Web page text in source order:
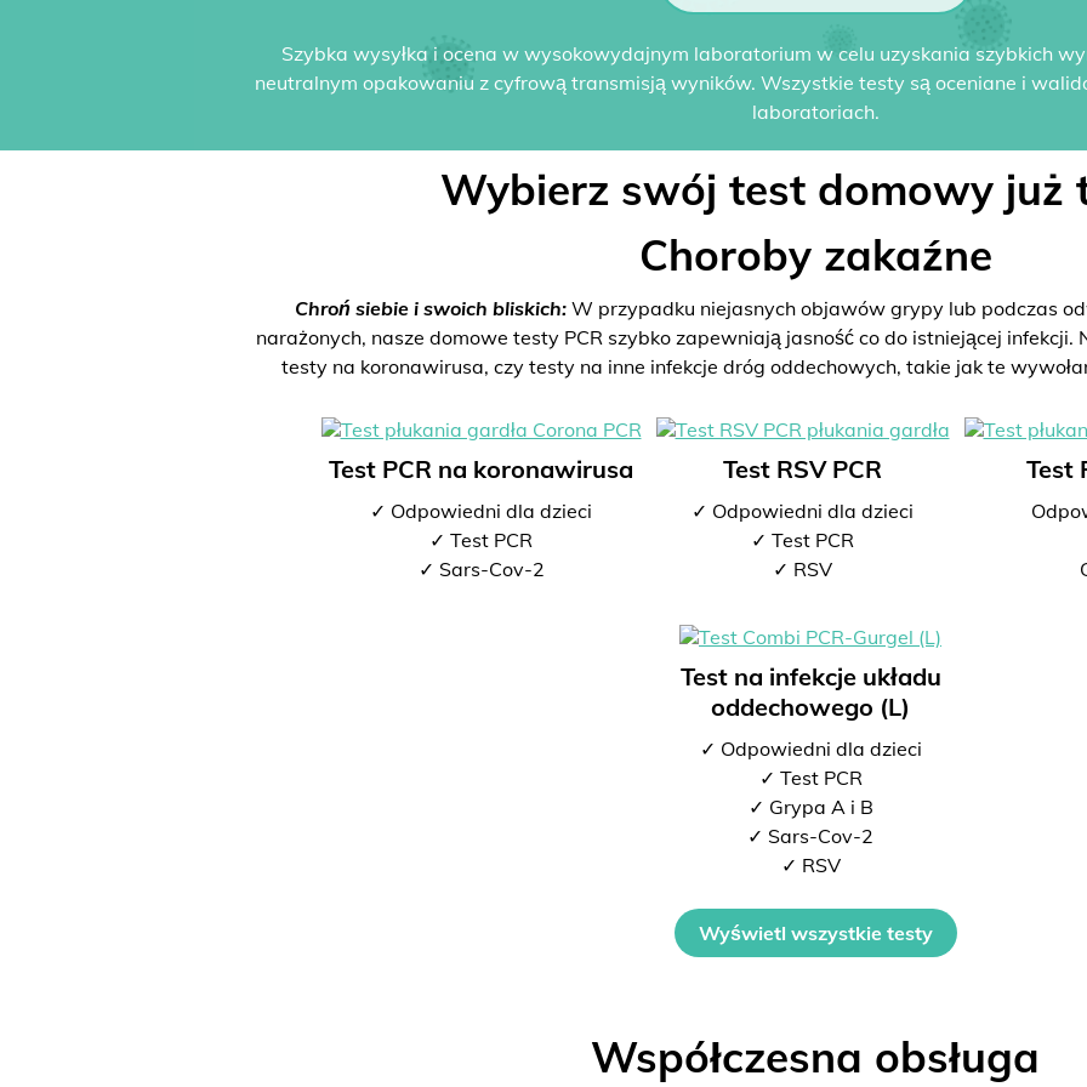
Szybka wysyłka i ocena w wysokowydajnym laboratorium w celu uzyskania szybkich
neutralnym opakowaniu z cyfrową transmisją wyników. Wszystkie testy są oceniane i
laboratoriach.
Wybierz swój test domowy już
Choroby zakaźne
Chroń siebie i swoich bliskich:W przypadku niejasnych objawów grypy lub podczas
narażonych, nasze domowe testy PCR szybko zapewniają jasność co do istniejącej infekcji.
testy na koronawirusa, czy testy na inne infekcje dróg oddechowych, takie jak te
Test PCR na koronawirusa
✓ Odpowiedni dla dzieci
✓ Test PCR
✓ Sars-Cov-2
Test RSV PCR
✓ Odpowiedni dla dzieci
✓ Test PCR
✓ RSV
Test
Test na infekcje układu
oddechowego (L)
✓ Odpowiedni dla dzieci
✓ Test PCR
✓ Grypa A i B
✓ Sars-Cov-2
✓ RSV
Wyświetl wszystkie testy
Współczesna obsługa